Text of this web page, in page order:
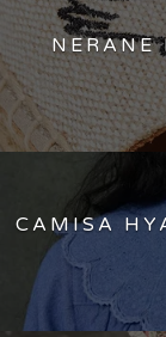
NERANE
CAMISA